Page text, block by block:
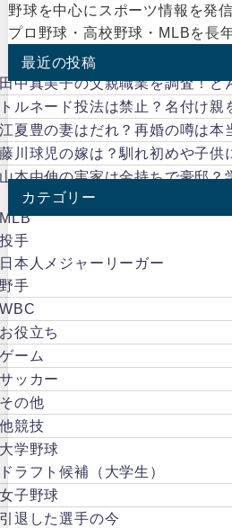
野球を中心にスポーツ情報を発
プロ野球・高校野球・MLBを長
最近の投稿
中真美子の父親職業を調査！
ルネード投法は禁止？名付け
夏豊の妻はだれ？再婚の噂は
川球児の嫁は？馴れ初めや子
本由伸の実家は金持ちで豪邸？
カテゴリー
手
本人メジャーリーガー
手
役立ち
ーム
ッカー
の他
競技
学野球
ラフト候補（大学生）
子野球
退した選手の今